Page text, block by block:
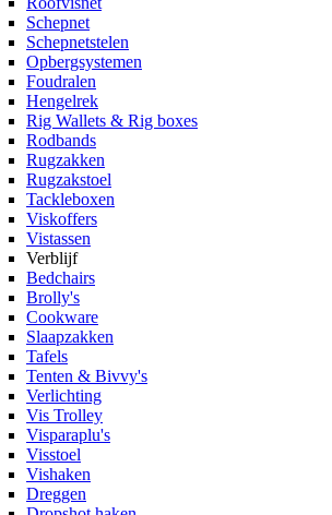
Schepnet
Schepnetstelen
Opbergsystemen
Foudralen
Hengelrek
Rig Wallets & Rig boxes
Rodbands
Rugzakken
Rugzakstoel
Tackleboxen
Viskoffers
Vistassen
Verblijf
Bedchairs
Brolly's
Cookware
Slaapzakken
Tafels
Tenten & Bivvy's
Verlichting
Vis Trolley
Visparaplu's
Visstoel
Vishaken
Dreggen